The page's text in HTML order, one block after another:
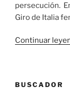
persecución.
Giro de Italia
Continuar
BUSCADOR